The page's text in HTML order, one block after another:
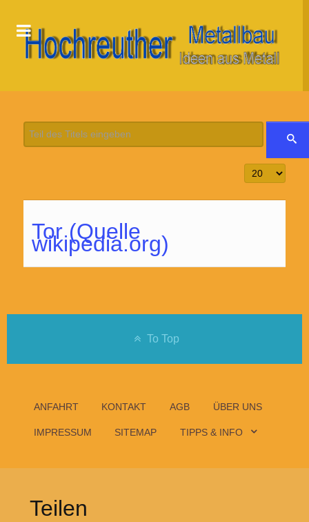
Teil des Titels eingeben
Anzeige #
Tor (Quelle
wikipedia.org)
To Top
ANFAHRT KONTAKT AGB ÜBER UNS
IMPRESSUM SITEMAP TIPPS & INFO
Teilen